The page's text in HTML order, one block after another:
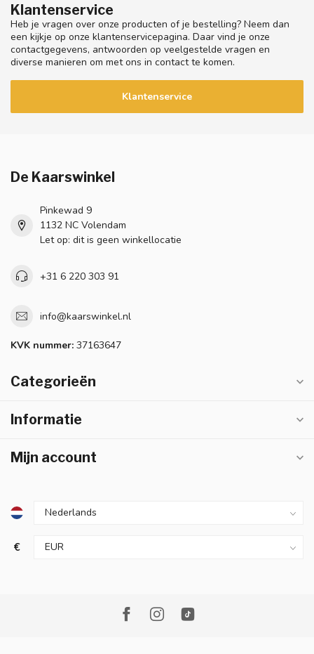
Klantenservice
Heb je vragen over onze producten of je bestelling? Neem dan
een kijkje op onze klantenservicepagina. Daar vind je onze
contactgegevens, antwoorden op veelgestelde vragen en
diverse manieren om met ons in contact te komen.
Klantenservice
De Kaarswinkel
Pinkewad 9
1132 NC Volendam
Let op: dit is geen winkellocatie
+31 6 220 303 91
info@kaarswinkel.nl
KVK nummer: 37163647
Categorieën
Informatie
Mijn account
€